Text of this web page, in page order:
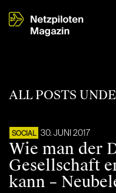
ALL POSTS
SOCIAL 30. JUNI 2017
Wie man der
Gesellschaft
kann –